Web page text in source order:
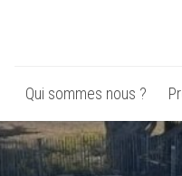
Qui sommes nous ?